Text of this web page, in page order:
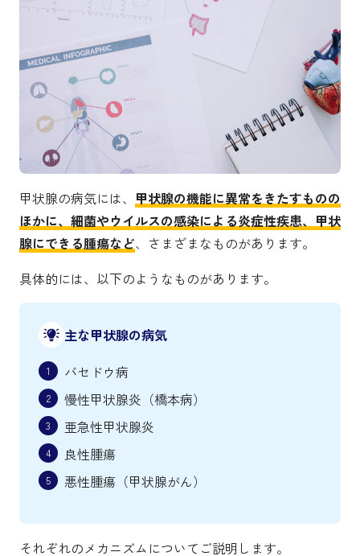
甲状腺の病気には、 甲状腺の機能に異常をきたすものの
ほかに、細菌やウイルスの感染による炎症性疾患、甲状
腺にできる腫瘍など、さまざまなものがあります。
具体的には、以下のようなものがあります。
主な甲状腺の病気
バセドウ病
慢性甲状腺炎（橋本病）
亜急性甲状腺炎
良性腫瘍
悪性腫瘍（甲状腺がん）
それぞれのメカニズムについてご説明します。